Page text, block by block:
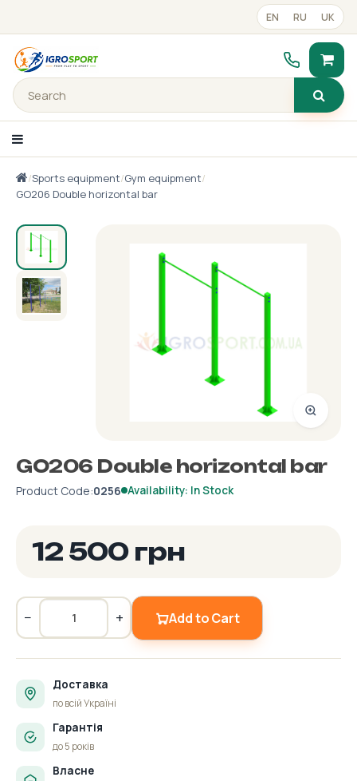
EN RU UK
text_catalog_panel
Portfolio
Готові рішення
Прайс-лист
/Sports equipment/Gym equipment/
GO206 Double horizontal bar
GO206 Double horizontal bar
Product Code:0256 Availability: In Stock
12 500 грн
− + Add to Cart
Доставка
по всій Україні
Гарантія
до 5 років
Власне